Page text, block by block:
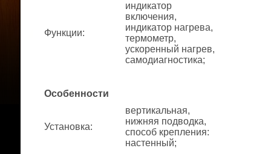
Функции:
индикатор
включения,
индикатор нагрева,
термометр,
ускоренный нагрев,
самодиагностика;
Особенности
Установка:
вертикальная,
нижняя подводка,
способ крепления:
настенный;